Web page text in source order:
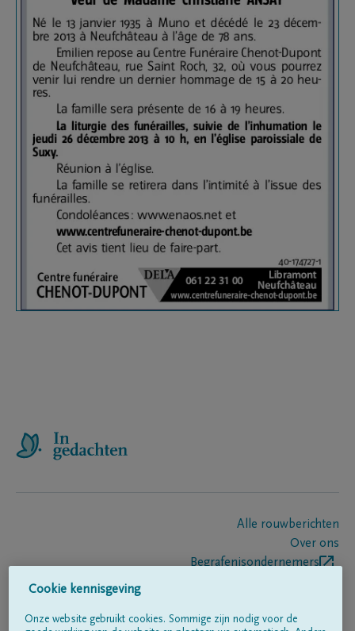
Alle rouwberichten
Over ons
Begrafenisondernemers
Cookie kennisgeving
Onze website gebruikt cookies. Sommige zijn nodig voor de